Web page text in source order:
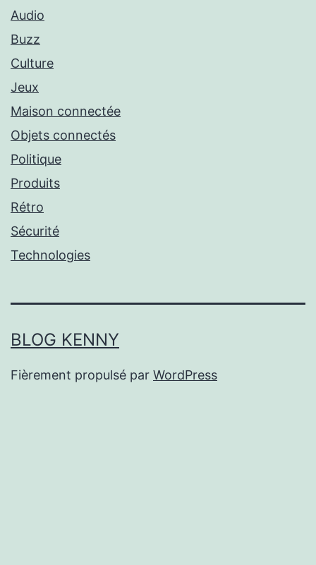
Audio
Buzz
Culture
Jeux
Maison connectée
Objets connectés
Politique
Produits
Rétro
Sécurité
Technologies
BLOG KENNY
Fièrement propulsé par WordPress